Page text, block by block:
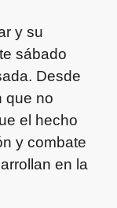
y su
sábado
Desde
que no
el hecho
y combate
en la